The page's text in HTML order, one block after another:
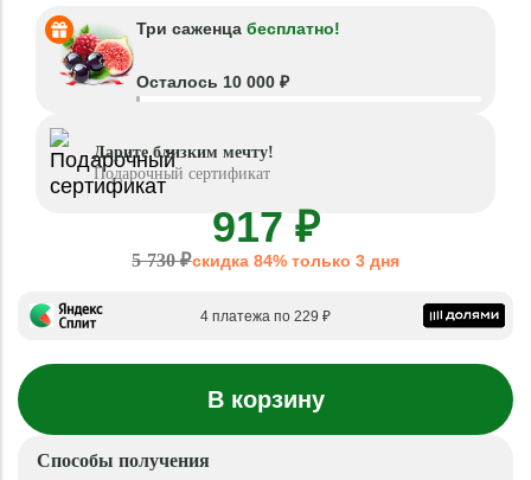
Три саженца бесплатно!
Осталось 10 000 ₽
Дарите близким мечту!
Подарочный сертификат
917 ₽
5 730 ₽скидка 84% только 3 дня
4 платежа по 229 ₽
В корзину
Способы получения